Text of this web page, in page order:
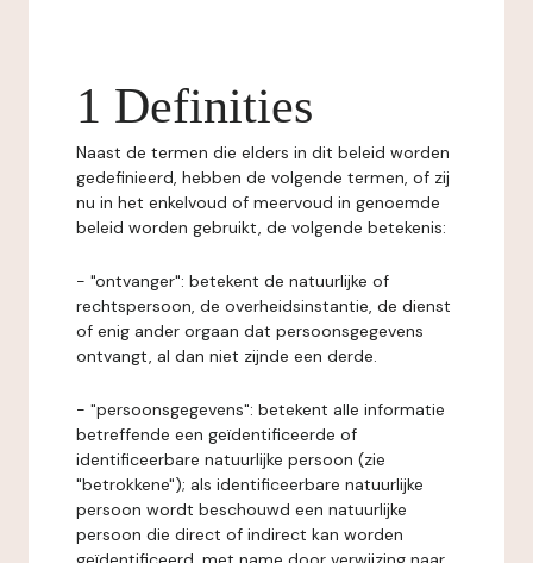
1 Definities
Naast de termen die elders in dit beleid worden
gedefinieerd, hebben de volgende termen, of zij
nu in het enkelvoud of meervoud in genoemde
beleid worden gebruikt, de volgende betekenis:
- "ontvanger": betekent de natuurlijke of
rechtspersoon, de overheidsinstantie, de dienst
of enig ander orgaan dat persoonsgegevens
ontvangt, al dan niet zijnde een derde.
- "persoonsgegevens": betekent alle informatie
betreffende een geïdentificeerde of
identificeerbare natuurlijke persoon (zie
"betrokkene"); als identificeerbare natuurlijke
persoon wordt beschouwd een natuurlijke
persoon die direct of indirect kan worden